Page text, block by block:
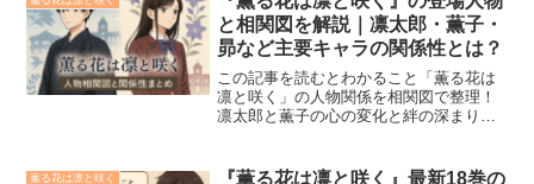
メは2025年7月よ...
と相関図を解説｜凛太郎・薫子・
昴など主要キャラの関係性とは？
この記事を読むとわかること「薫る花は
凛と咲く」の人物関係を相関図で整理！
凛太郎と薫子の心の変化と絆の深まりア
図について詳しく知りたい方へ。本記事
薫る花は凛と咲く
『薫る花は凛と咲く』最新18巻の